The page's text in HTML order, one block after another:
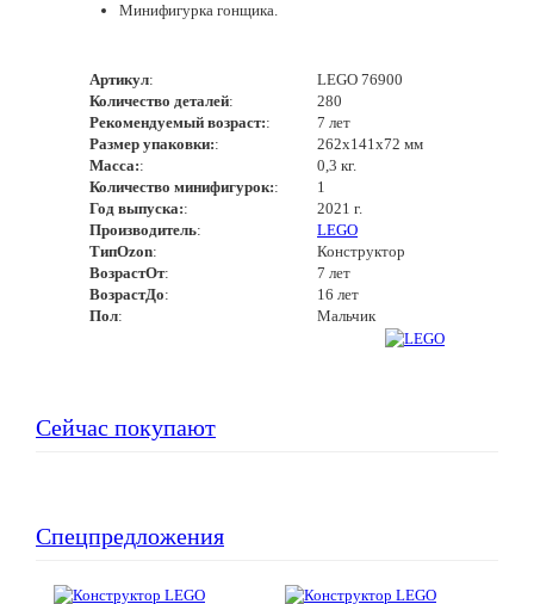
Минифигурка гонщика.
Артикул:
LEGO 76900
Количество деталей:
280
Рекомендуемый возраст::
7 лет
Размер упаковки::
262х141х72 мм
Масса::
0,3 кг.
Количество минифигурок::
1
Год выпуска::
2021 г.
Производитель:
LEGO
ТипOzon:
Конструктор
ВозрастОт:
7 лет
ВозрастДо:
16 лет
Пол: Мальчик
Сейчас покупают
Спецпредложения